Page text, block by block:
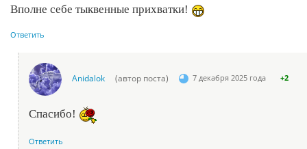
Вполне себе тыквенные прихватки!
Ответить
Anidalok (автор поста) 7 декабря 2025 года +2
Спасибо!
Ответить